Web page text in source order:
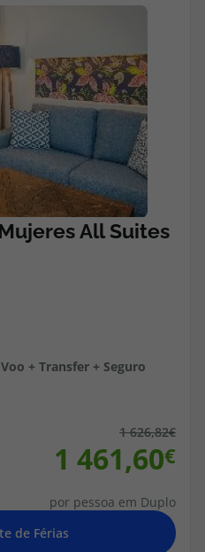
+ Transfer + Seguro
1 626,82
1 461,60
por pessoa em Duplo